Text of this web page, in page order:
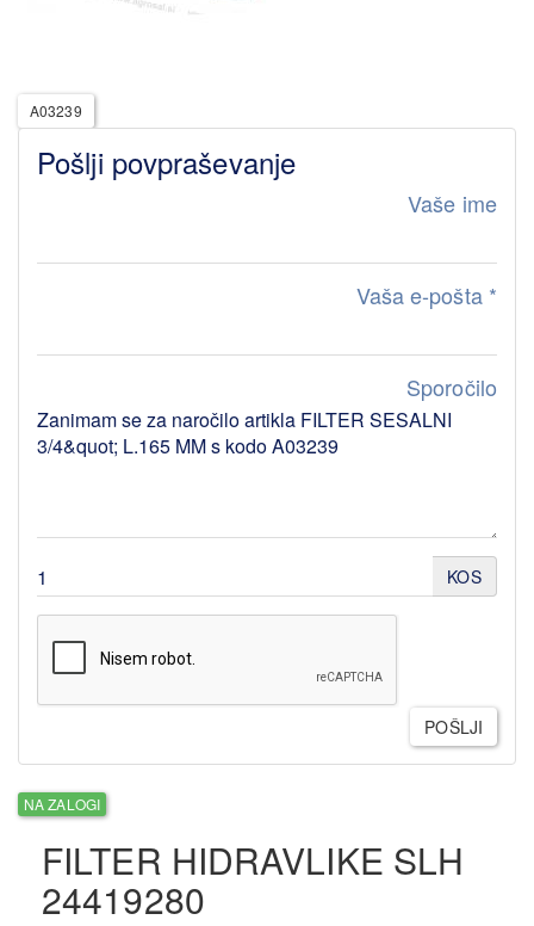
A03239
Pošlji povpraševanje
Vaše ime
Vaša e-pošta *
Sporočilo
KOS
POŠLJI
NA ZALOGI
FILTER HIDRAVLIKE SLH
24419280